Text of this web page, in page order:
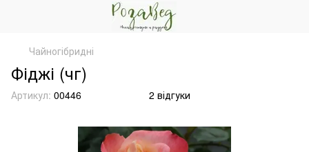
Чайногібридні
Фіджі (чг)
Артикул: 00446 2 відгуки